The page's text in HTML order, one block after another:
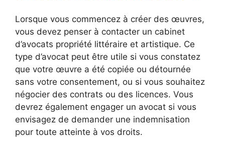
Lorsque vous commencez à créer des œuvres,
vous devez penser à contacter un cabinet
d’avocats propriété littéraire et artistique. Ce
type d’avocat peut être utile si vous constatez
que votre œuvre a été copiée ou détournée
sans votre consentement, ou si vous souhaitez
négocier des contrats ou des licences. Vous
devrez également engager un avocat si vous
envisagez de demander une indemnisation
pour toute atteinte à vos droits.